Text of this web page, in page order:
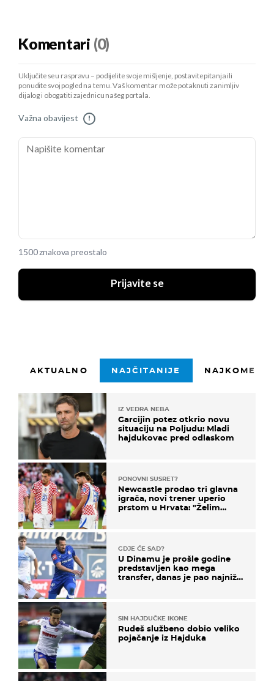
Komentari (0)
Uključite se u raspravu – podijelite svoje mišljenje, postavite pitanja ili
ponudite svoj pogled na temu. Vaš komentar može potaknuti zanimljiv
dijalog i obogatiti zajednicu našeg portala.
Važna obavijest !
1500 znakova preostalo
Prijavite se
AKTUALNO NAJČITANIJE
IZ VEDRA NEBA
Garcijin potez otkrio novu
situaciju na Poljudu: Mladi
hajdukovac pred odlaskom
PONOVNI SUSRET?
Newcastle prodao tri glavna
igrača, novi trener uperio
prstom u Hrvata: "Želim
GDJE ĆE SAD?
U Dinamu je prošle godine
predstavljen kao mega
transfer, danas je pao najniže
SIN HAJDUČKE IKONE
Rudeš službeno dobio veliko
pojačanje iz Hajduka